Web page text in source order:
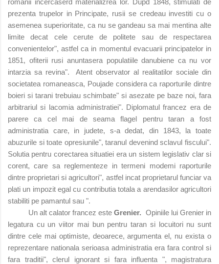
romanii incercaserd materializrea lor. Dupd 1848, stimulati de
prezenta trupelor in Principate, rusii se credeau investiti cu o
asemenea superioritate, ca nu se gandeau sa mai mentina alte
limite decat cele cerute de politete sau de respectarea
convenientelor", astfel ca in momentul evacuarii principatelor in
1851, ofiterii rusi anuntasera populatiile danubiene ca nu vor
intarzia sa revina". Atent observator al realitatilor sociale din
societatea romaneasca, Poujade considera ca raporturile dintre
boieri si tarani trebuiau schimbate" si asezate pe baze noi, fara
arbitrariul si lacomia administratiei". Diplomatul francez era de
parere ca cel mai de seama flagel pentru taran a fost
administratia care, in judete, s-a dedat, din 1843, la toate
abuzurile si toate opresiunile", taranul devenind sclavul fiscului".
Solutia pentru corectarea situatiei era un sistem legislativ clar si
corent, care sa reglementeze in termeni modemi raporturile
dintre proprietari si agricultori", astfel incat proprietarul funciar va
plati un impozit egal cu contributia totala a arendasilor agricultori
stabiliti pe pamantul sau ".
Un alt calator francez esteGrenier. Opiniile lui Grenier in
legatura cu un viitor mai bun pentru taran si locuitori nu sunt
dintre cele mai optimiste, deoarece, argumenta el, nu exista o
reprezentare nationala serioasa administratia era fara control si
fara traditii", clerul ignorant si fara influenta ", magistratura